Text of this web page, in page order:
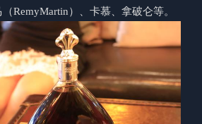
（RemyMartin）、卡慕、拿破仑等。